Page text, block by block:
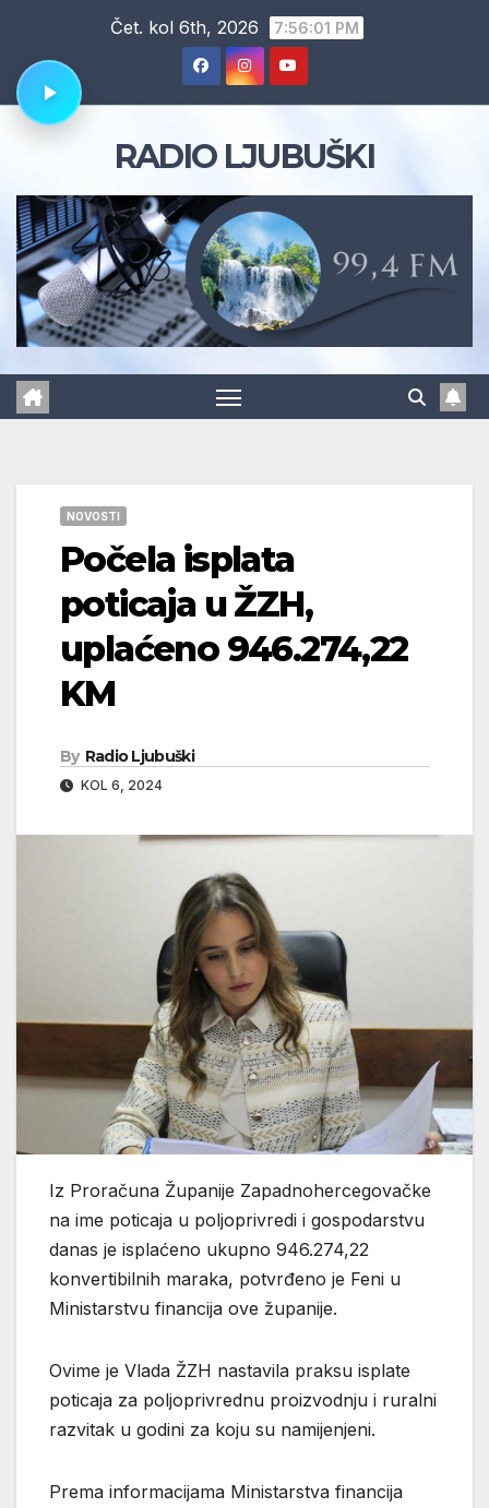
content
Čet. kol 6th, 2026 7:56:02 PM
RADIO LJUBUŠKI
NOVOSTI
Počela isplata
poticaja u ŽZH,
uplaćeno 946.274,22
KM
By Radio Ljubuški
KOL 6, 2024
Iz Proračuna Županije Zapadnohercegovačke
na ime poticaja u poljoprivredi i gospodarstvu
danas je isplaćeno ukupno 946.274,22
konvertibilnih maraka, potvrđeno je Feni u
Ministarstvu financija ove županije.
Ovime je Vlada ŽZH nastavila praksu isplate
poticaja za poljoprivrednu proizvodnju i ruralni
razvitak u godini za koju su namijenjeni.
Prema informacijama Ministarstva financija